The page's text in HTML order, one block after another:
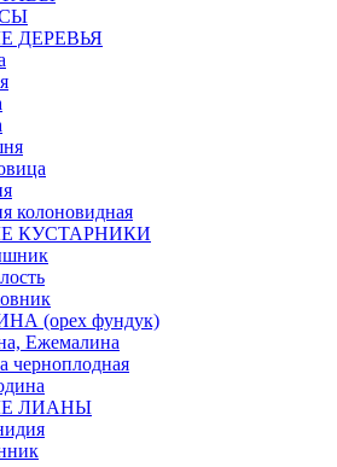
ДЕРЕВЬЯ
колоновидная
КУСТАРНИКИ
(орех фундук)
Ежемалина
черноплодная
ЛИАНЫ